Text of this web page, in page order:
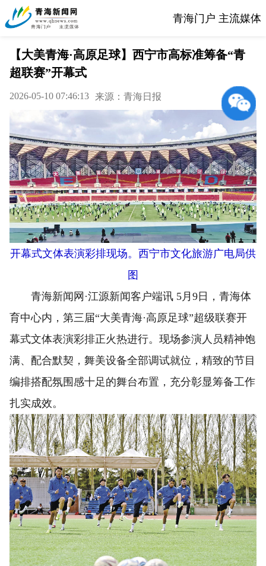
青海门户 主流媒体
【大美青海·高原足球】西宁市高标准筹备“青
超联赛”开幕式
2026-05-10 07:46:13 来源：青海日报
开幕式文体表演彩排现场。西宁市文化旅游广电局供
图
青海新闻网·江源新闻客户端讯 5月9日，青海体
育中心内，第三届“大美青海·高原足球”超级联赛开
幕式文体表演彩排正火热进行。现场参演人员精神饱
满、配合默契，舞美设备全部调试就位，精致的节目
编排搭配氛围感十足的舞台布置，充分彰显筹备工作
扎实成效。